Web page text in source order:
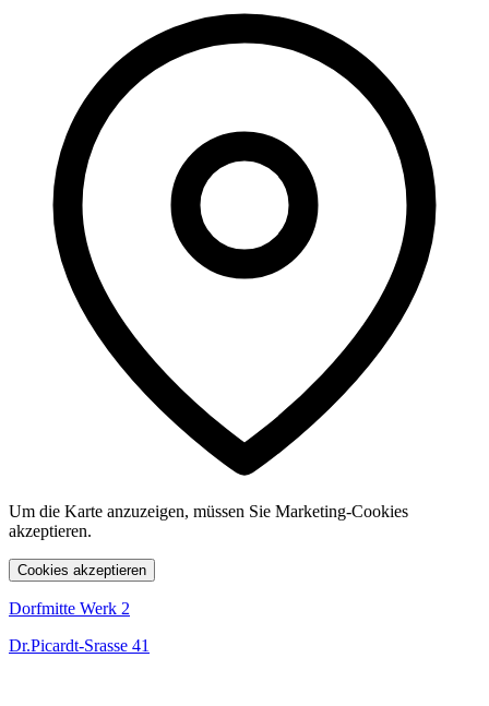
Um die Karte anzuzeigen, müssen Sie Marketing-Cookies
akzeptieren.
Cookies akzeptieren
Dorfmitte Werk 2
Dr.Picardt-Srasse 41